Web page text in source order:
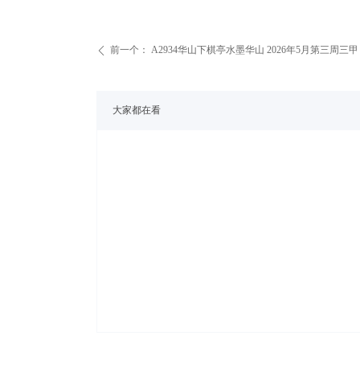
大家都在看
ꄴ 前一个： A2934华山下棋亭水墨华山 2026年5月第三周三